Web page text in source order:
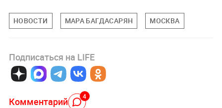
НОВОСТИ МАРА БАГДАСАРЯН МОСКВА
Подписаться на LIFE
Комментарий 4